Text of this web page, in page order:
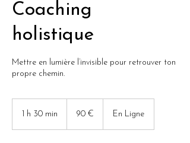
Coaching
holistique
Mettre en lumière l’invisible pour retrouver ton
propre chemin.
1 h 30 min 90 € En Ligne